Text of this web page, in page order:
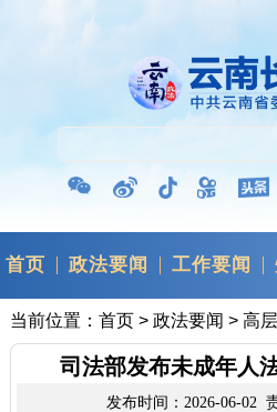
首页 政法要闻 工作要闻
当前位置： 首页> 政法要闻 > 高
司法部发布未成年人
发布时间：2026-06-02